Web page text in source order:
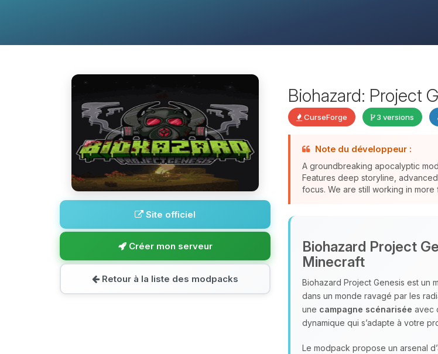
Site officiel
Créer mon serveur
Retour à la liste des modpacks
Biohazard: Project
CurseForge 3 versions
Note du développeur :
A groundbreaking apocalyptic
Features deep storyline,
focus. We are still working in more
Biohazard Project
Minecraft
Biohazard Project Genesis est un
dans un monde ravagé par les
une campagne scénarisée avec
dynamique qui s’adapte à votre
Le modpack propose un arsenal